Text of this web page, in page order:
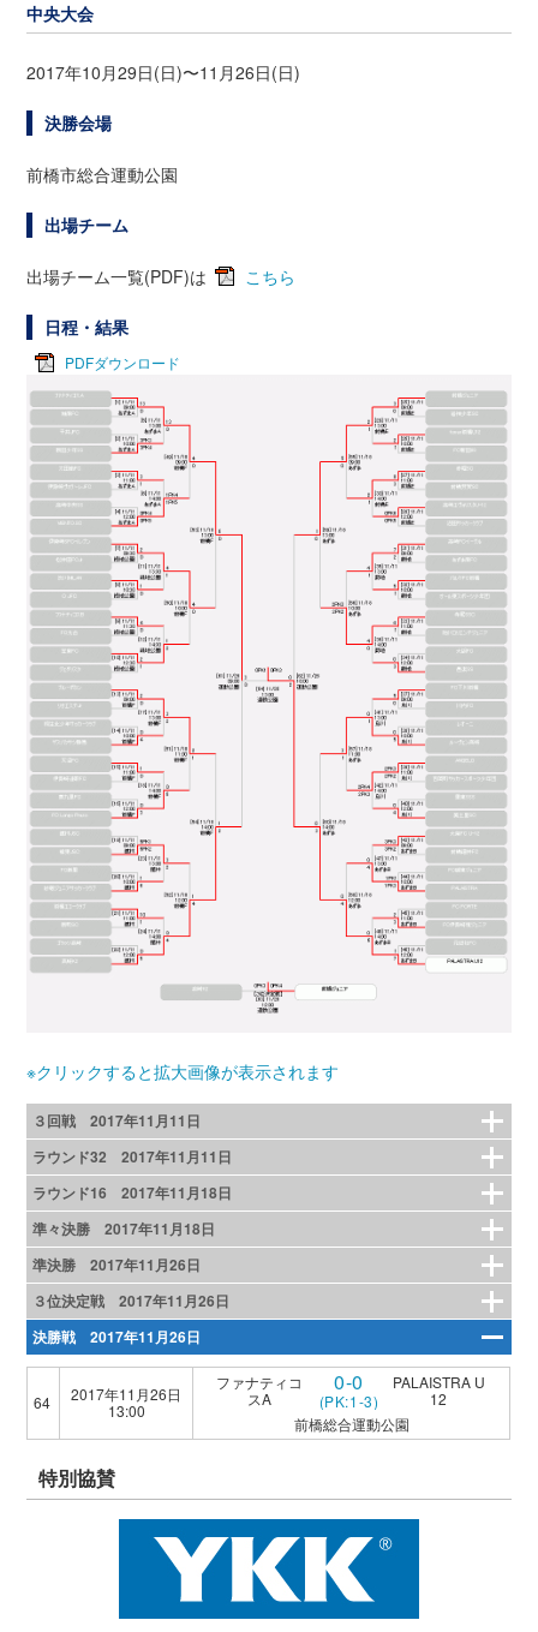
中央大会
2017年10月29日(日)〜11月26日(日)
決勝会場
前橋市総合運動公園
出場チーム
出場チーム一覧(PDF)は こちら
日程・結果
PDFダウンロード
※クリックすると拡大画像が表示されます
３回戦 2017年11月11日
ラウンド32 2017年11月11日
ラウンド16 2017年11月18日
準々決勝 2017年11月18日
準決勝 2017年11月26日
３位決定戦 2017年11月26日
決勝戦 2017年11月26日
64
2017年11月26日
13:00
ファナティコ
スA
0-0
(PK:1-3)
PALAISTRA U
12
前橋総合運動公園
特別協賛